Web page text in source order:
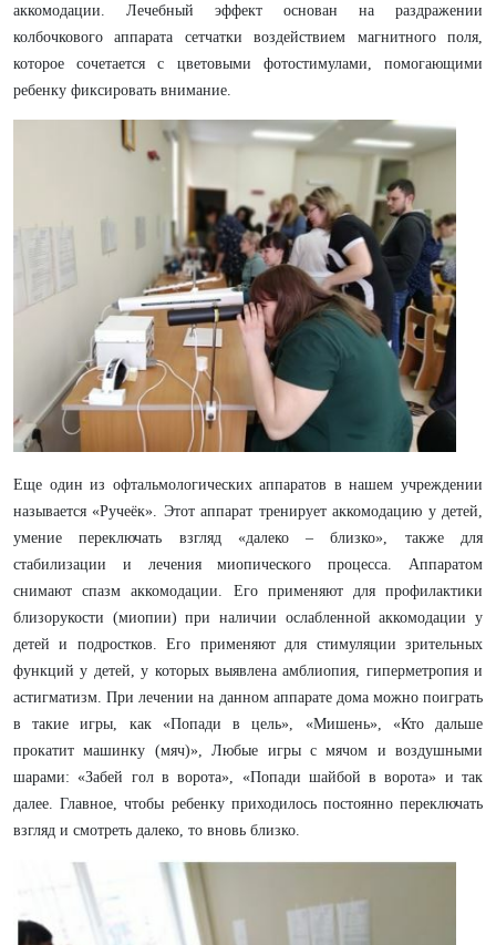
аккомодации. Лечебный эффект основан на раздражении
колбочкового аппарата сетчатки воздействием магнитного поля,
которое сочетается с цветовыми фотостимулами, помогающими
ребенку фиксировать внимание.
Еще один из офтальмологических аппаратов в нашем учреждении
называется «Ручеёк». Этот аппарат тренирует аккомодацию у детей,
умение переключать взгляд «далеко – близко», также для
стабилизации и лечения миопического процесса. Аппаратом
снимают спазм аккомодации. Его применяют для профилактики
близорукости (миопии) при наличии ослабленной аккомодации у
детей и подростков. Его применяют для стимуляции зрительных
функций у детей, у которых выявлена амблиопия, гиперметропия и
астигматизм. При лечении на данном аппарате дома можно поиграть
в такие игры, как «Попади в цель», «Мишень», «Кто дальше
прокатит машинку (мяч)», Любые игры с мячом и воздушными
шарами: «Забей гол в ворота», «Попади шайбой в ворота» и так
далее. Главное, чтобы ребенку приходилось постоянно переключать
взгляд и смотреть далеко, то вновь близко.